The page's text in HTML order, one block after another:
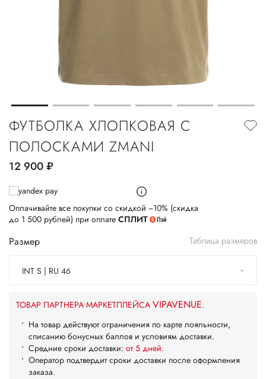
ФУТБОЛКА ХЛОПКОВАЯ С
ПОЛОСКАМИ ZMANI
12 900руб.
Оплачивайте все покупки со скидкой −10% (скидка
до 1 500 рублей) при оплате СПЛИТ
Размер Таблица размеров
INT S | RU 46
ТОВАР ПАРТНЕРА МАРКЕТПЛЕЙСА VIPAVENUE.
На товар действуют ограничения по карте лояльности,
списанию бонусных баллов и условиям доставки.
Средние сроки доставки: от 5 дней.
Оператор подтвердит сроки доставки после оформления
заказа.